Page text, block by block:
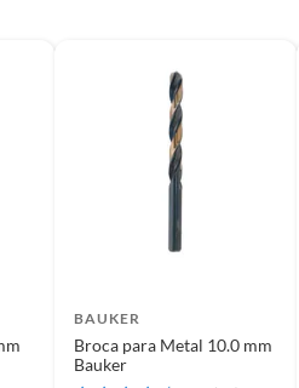
BAUKER
Broca para Metal 10.0 mm
Bauker